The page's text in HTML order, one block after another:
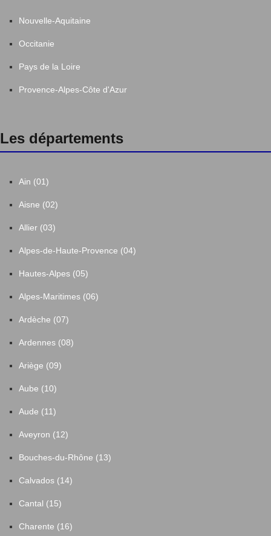
Nouvelle-Aquitaine
Occitanie
Pays de la Loire
Provence-Alpes-Côte d'Azur
Les départements
Ain (01)
Aisne (02)
Allier (03)
Alpes-de-Haute-Provence (04)
Hautes-Alpes (05)
Alpes-Maritimes (06)
Ardèche (07)
Ardennes (08)
Ariège (09)
Aube (10)
Aude (11)
Aveyron (12)
Bouches-du-Rhône (13)
Calvados (14)
Cantal (15)
Charente (16)